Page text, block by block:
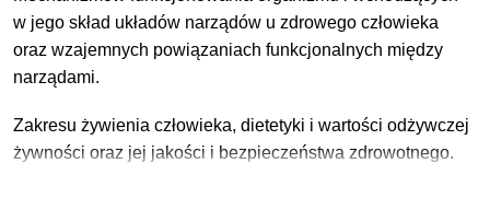
w jego skład układów narządów u zdrowego człowieka
oraz wzajemnych powiązaniach funkcjonalnych między
narządami.
Zakresu żywienia człowieka, dietetyki i wartości odżywczej
żywności oraz jej jakości i bezpieczeństwa zdrowotnego.